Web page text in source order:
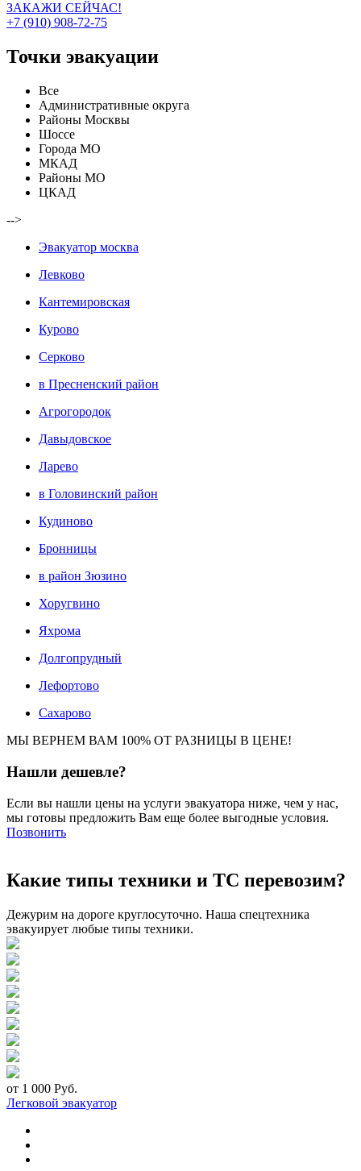
ЗАКАЖИ СЕЙЧАС!
+7 (910) 908-72-75
Точки эвакуации
Все
Административные округа
Районы Москвы
Шоссе
Города МО
МКАД
Районы МО
ЦКАД
-->
Эвакуатор москва
Левково
Кантемировская
Курово
Серково
в Пресненский район
Агрогородок
Давыдовское
Ларево
в Головинский район
Кудиново
Бронницы
в район Зюзино
Хоругвино
Яхрома
Долгопрудный
Лефортово
Сахарово
МЫ ВЕРНЕМ ВАМ 100% ОТ РАЗНИЦЫ В ЦЕНЕ!
Нашли дешевле?
Если вы нашли цены на услуги эвакуатора ниже, чем у нас,
мы готовы предложить Вам еще более выгодные условия.
Позвонить
Какие типы техники и ТС перевозим?
Дежурим на дороге круглосуточно. Наша спецтехника
эвакуирует любые типы техники.
от 1 000 Руб.
Легковой эвакуатор